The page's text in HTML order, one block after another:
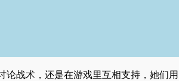
战术，还是在游戏里互相支持，她们用